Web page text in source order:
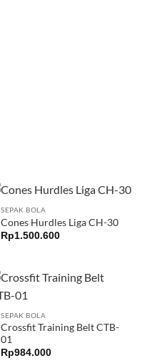
SEPAK BOLA
Cones Hurdles Liga CH-30
Rp1.500.600
SEPAK BOLA
Crossfit Training Belt CTB-
01
Rp984.000